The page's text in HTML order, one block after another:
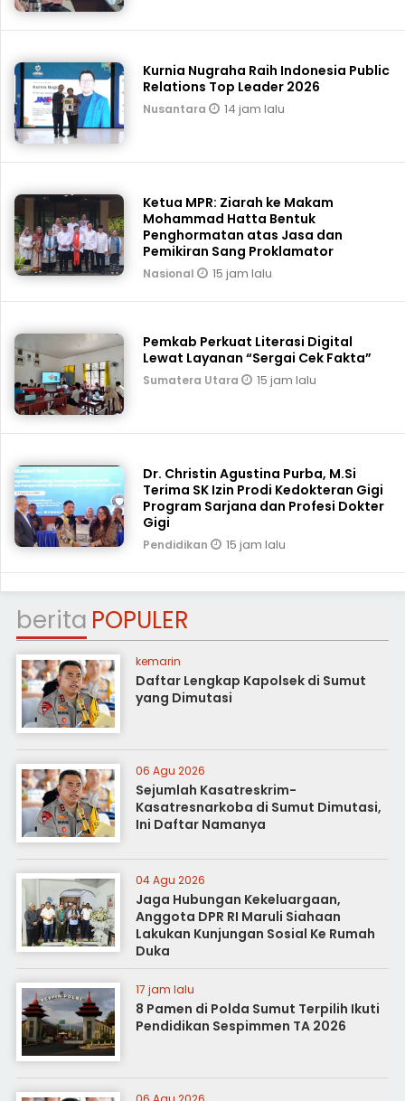
Kurnia Nugraha Raih Indonesia Public
Relations Top Leader 2026
Nusantara 14 jam lalu
Ketua MPR: Ziarah ke Makam
Mohammad Hatta Bentuk
Penghormatan atas Jasa dan
Pemikiran Sang Proklamator
Nasional 15 jam lalu
Pemkab Perkuat Literasi Digital
Lewat Layanan “Sergai Cek Fakta”
Sumatera Utara 15 jam lalu
Dr. Christin Agustina Purba, M.Si
Terima SK Izin Prodi Kedokteran Gigi
Program Sarjana dan Profesi Dokter
Gigi
Pendidikan 15 jam lalu
berita POPULER
kemarin
Daftar Lengkap Kapolsek di Sumut
yang Dimutasi
06 Agu 2026
Sejumlah Kasatreskrim-
Kasatresnarkoba di Sumut Dimutasi,
Ini Daftar Namanya
04 Agu 2026
Jaga Hubungan Kekeluargaan,
Anggota DPR RI Maruli Siahaan
Lakukan Kunjungan Sosial Ke Rumah
Duka
17 jam lalu
8 Pamen di Polda Sumut Terpilih Ikuti
Pendidikan Sespimmen TA 2026